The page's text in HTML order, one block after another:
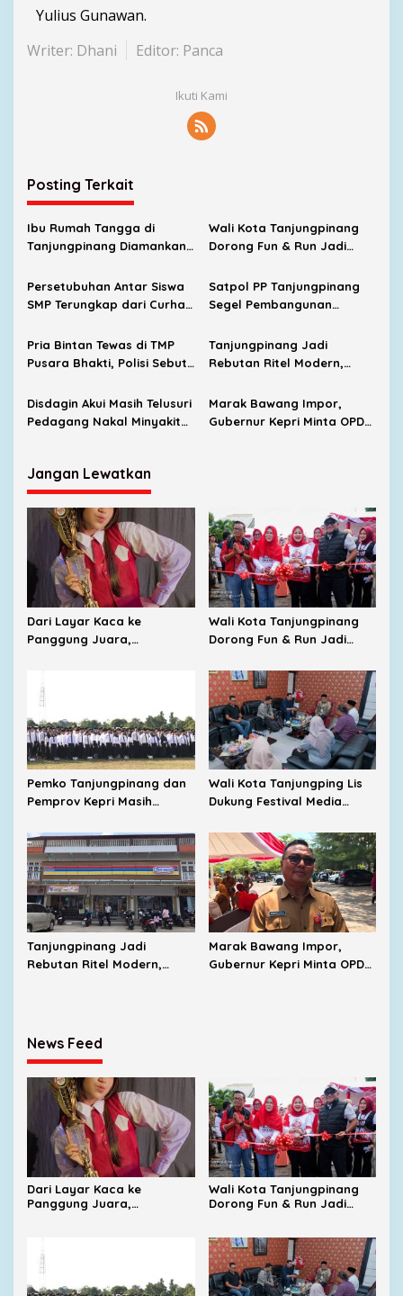
Yulius Gunawan.
Writer: Dhani
Editor: Panca
Ikuti Kami
Posting Terkait
Ibu Rumah Tangga di
Tanjungpinang Diamankan
Kekerasan terhadap Anak
Wali Kota Tanjungpinang
Dorong Fun & Run Jadi
Persetubuhan Antar Siswa
SMP Terungkap dari Curhat
Orang Tua Jangan Takut
Melapor
Satpol PP Tanjungpinang
Segel Pembangunan
Belum Kantongi PBG
Pria Bintan Tewas di TMP
Pusara Bhakti, Polisi Sebut
Tanjungpinang Jadi
Rebutan Ritel Modern,
Alfamart Mulai Masuk
Disdagin Akui Masih Telusuri
Pedagang Nakal Minyakita
Marak Bawang Impor,
Gubernur Kepri Minta OPD
Jangan Lewatkan
Dari Layar Kaca ke
Panggung Juara,
Wali Kota Tanjungpinang
Dorong Fun & Run Jadi
Pemko Tanjungpinang dan
Pemprov Kepri Masih
dari Pemerintah Pusat
Wali Kota Tanjungping Lis
Dukung Festival Media
Penyengat Jadi Etalase
Budaya Melayu
Tanjungpinang Jadi
Rebutan Ritel Modern,
Marak Bawang Impor,
Gubernur Kepri Minta OPD
News Feed
Dari Layar Kaca ke
Panggung Juara,
Wali Kota Tanjungpinang
Dorong Fun & Run Jadi